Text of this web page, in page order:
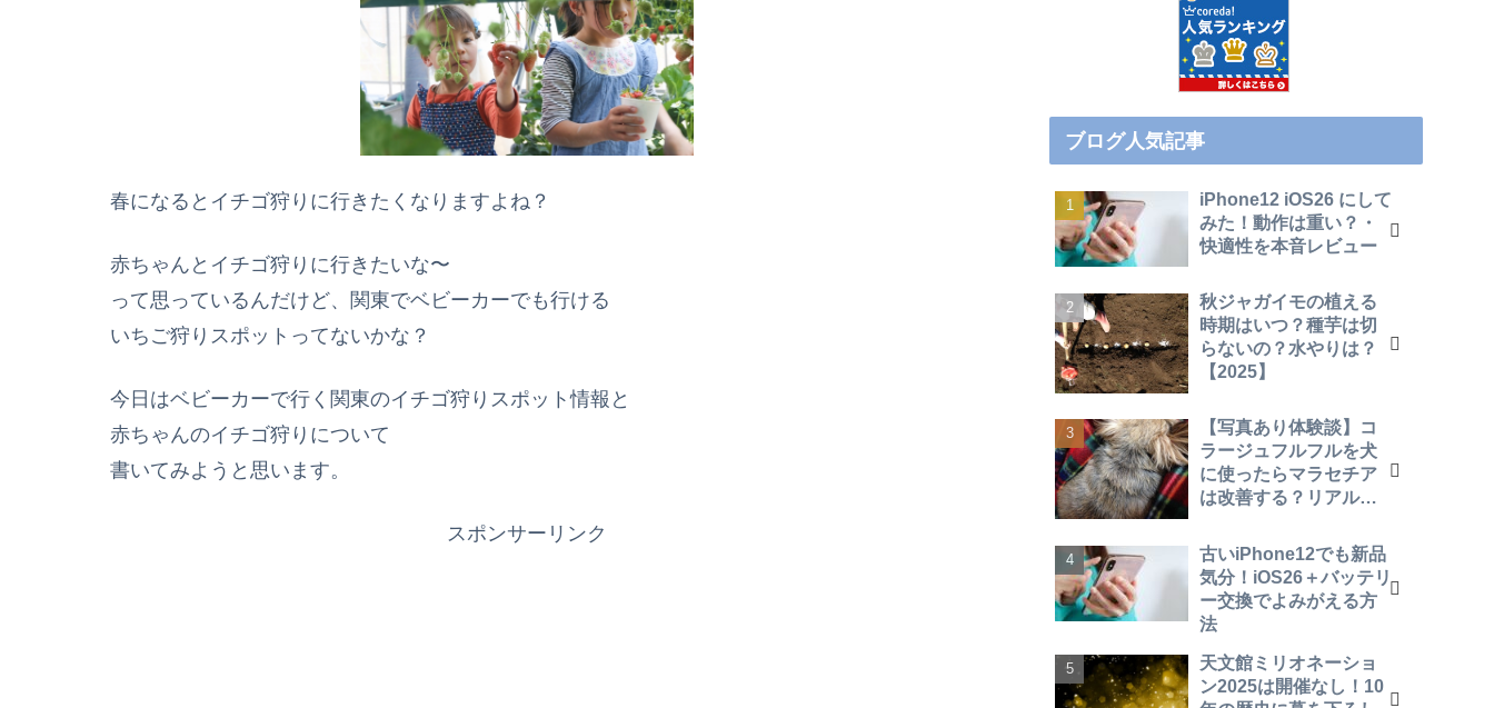
春になるとイチゴ狩りに行きたくなりますよね？
赤ちゃんとイチゴ狩りに行きたいな〜
って思っているんだけど、関東でベビーカーでも行ける
いちご狩りスポットってないかな？
今日はベビーカーで行く関東のイチゴ狩りスポット情報と
赤ちゃんのイチゴ狩りについて
書いてみようと思います。
スポンサーリンク
ブログ人気記事
iPhone12 iOS26 にして
みた！動作は重い？・
快適性を本音レビュー
秋ジャガイモの植える
時期はいつ？種芋は切
らないの？水やりは？
【2025】
【写真あり体験談】コ
ラージュフルフルを犬
に使ったらマラセチア
は改善する？リアルな
古いiPhone12でも新品
気分！iOS26＋バッテリ
ー交換でよみがえる方
法
天文館ミリオネーショ
ン2025は開催なし！10